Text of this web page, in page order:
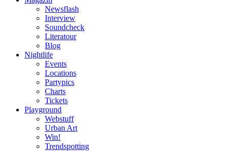
Newsflash
Interview
Soundcheck
Literatour
Blog
Nightlife
Events
Locations
Partypics
Charts
Tickets
Playground
Webstuff
Urban Art
Win!
Trendspotting